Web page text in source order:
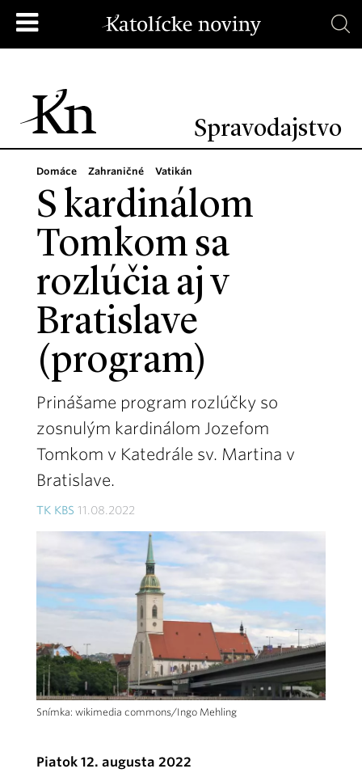
Spravodajstvo
Domáce Zahraničné Vatikán
S kardinálom
Tomkom sa
rozlúčia aj v
Bratislave
(program)
Prinášame program rozlúčky so
zosnulým kardinálom Jozefom
Tomkom v Katedrále sv. Martina v
Bratislave.
TK KBS 11.08.2022
Snímka: wikimedia commons/Ingo Mehling
Piatok 12. augusta 2022